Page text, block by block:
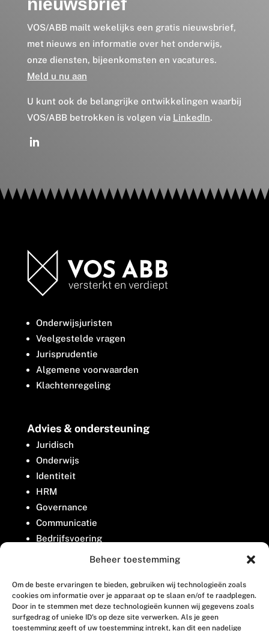
Beheer toestemming
Om de beste ervaringen te bieden, gebruiken wij technologieën zoals
cookies om informatie over je apparaat op te slaan en/of te raadplegen.
Door in te stemmen met deze technologieën kunnen wij gegevens zoals
surfgedrag of unieke ID's op deze site verwerken. Als je geen
toestemming geeft of uw toestemming intrekt, kan dit een nadelige
VOS/ABB mailt wekelijks een gratis nieuwsbrief,
met nieuws en informatie over het onderwijs,
onze diensten, bijeenkomsten en vacatures.
Meld u nu aan
U kunt ook de belangrijke ontwikkelingen waarbij
VOS/ABB betrokken is volgen via LinkedIn.
Onderwijsjuristen
Veelgestelde vragen
Jurisprudentie
Algemene voorwaarden
Klachtenregeling
Advies & ondersteuning
Juridisch
Onderwijs
Identiteit
HRM
Governance
Communicatie
Bedrijfsvoering
Belangenbehartiging
Contact
Houttuinlaan 8